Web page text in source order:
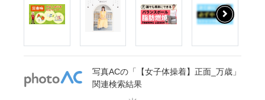
写真ACの「【女子体操着】正面_万歳」
関連検索結果